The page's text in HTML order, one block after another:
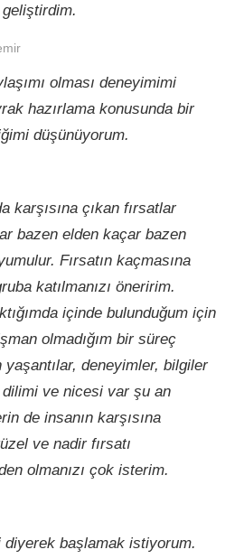
olması deneyimimi
hazırlama konusunda bir
düşünüyorum.
karşısına çıkan fırsatlar
bazen elden kaçar bazen
Fırsatın kaçmasına
katılmanızı öneririm.
içinde bulunduğum için
olmadığım bir süreç
deneyimler, bilgiler
ve nicesi var şu an
de insanın karşısına
ve nadir fırsatı
olmanızı çok isterim.
diyerek başlamak istiyorum.